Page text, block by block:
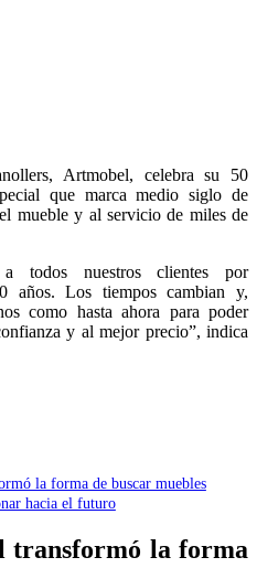
Artmobel, celebra su 50
que marca medio siglo de
mueble y al servicio de miles de
todos nuestros clientes por
años. Los tiempos cambian y,
como hasta ahora para poder
y al mejor precio”, indica
la forma de buscar muebles
hacia el futuro
transformó la forma